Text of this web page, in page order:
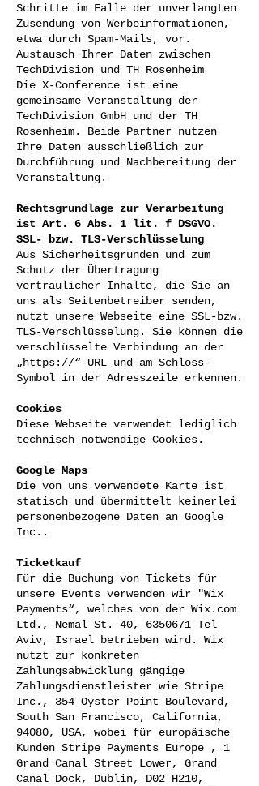
Schritte im Falle der unverlangten
Zusendung von Werbeinformationen,
etwa durch Spam-Mails, vor.
Austausch Ihrer Daten zwischen
TechDivision und TH Rosenheim
Die X-Conference ist eine
gemeinsame Veranstaltung der
TechDivision GmbH und der TH
Rosenheim. Beide Partner nutzen
Ihre Daten ausschließlich zur
Durchführung und Nachbereitung der
Veranstaltung.
Rechtsgrundlage zur Verarbeitung
ist Art. 6 Abs. 1 lit. f DSGVO.
SSL- bzw. TLS-Verschlüsselung
Aus Sicherheitsgründen und zum
Schutz der Übertragung
vertraulicher Inhalte, die Sie an
uns als Seitenbetreiber senden,
nutzt unsere Webseite eine SSL-bzw.
TLS-Verschlüsselung. Sie können die
verschlüsselte Verbindung an der
„https://“-URL und am Schloss-
Symbol in der Adresszeile erkennen.
Cookies
Diese Webseite verwendet lediglich
technisch notwendige Cookies.
Google Maps
Die von uns verwendete Karte ist
statisch und übermittelt keinerlei
personenbezogene Daten an Google
Inc..
Ticketkauf
Für die Buchung von Tickets für
unsere Events verwenden wir "Wix
Payments“, welches von der Wix.com
Ltd., Nemal St. 40, 6350671 Tel
Aviv, Israel betrieben wird. Wix
nutzt zur konkreten
Zahlungsabwicklung gängige
Zahlungsdienstleister wie Stripe
Inc., 354 Oyster Point Boulevard,
South San Francisco, California,
94080, USA, wobei für europäische
Kunden Stripe Payments Europe , 1
Grand Canal Street Lower, Grand
Canal Dock, Dublin, D02 H210,